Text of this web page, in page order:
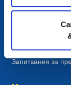
RPR Brussel –
+32 2
Съпорт:
Запитвания за